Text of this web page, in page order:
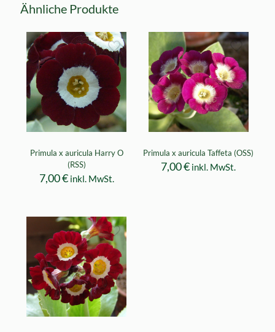
Ähnliche Produkte
Primula x auricula Harry O
(RSS)
7,00€ inkl. MwSt.
Primula x auricula Taffeta (OSS)
7,00€ inkl. MwSt.